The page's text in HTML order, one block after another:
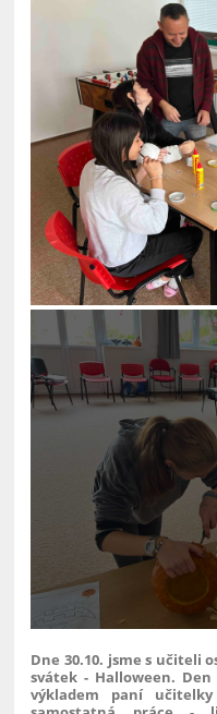
Dne 30.10. jsme s učiteli
svátek - Halloween.
výkladem paní